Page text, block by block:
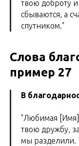
твою доброту
сбываются, а
спутником."
Слова
пример 27
В
"Любимая [Имя],
твою дружбу,
мы разделили.